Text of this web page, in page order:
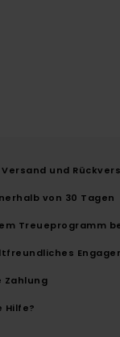
und
von 30 Tagen
Treueprogramm
Zahlung
Hilfe?